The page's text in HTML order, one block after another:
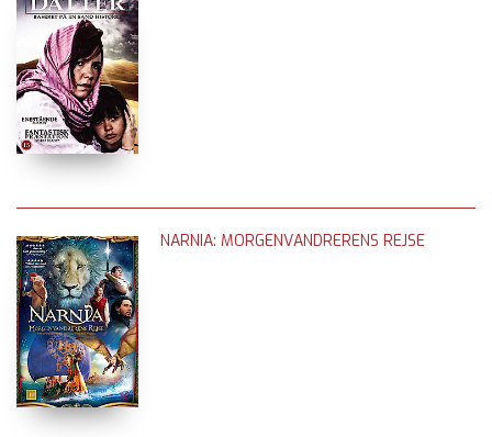
NARNIA: MORGENVANDRERENS REJSE